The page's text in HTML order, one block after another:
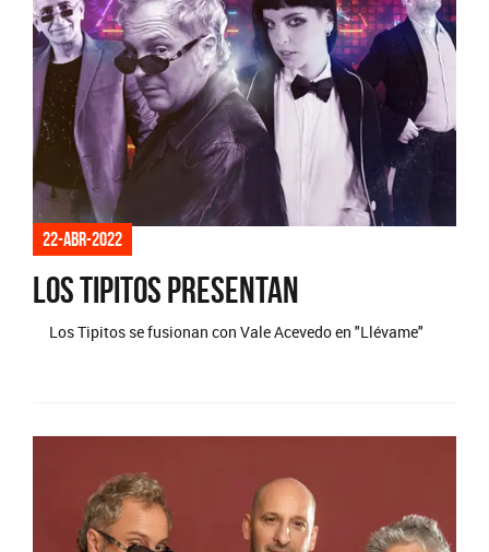
22-abr-2022
Los Tipitos presentan
Los Tipitos se fusionan con Vale Acevedo en "Llévame"